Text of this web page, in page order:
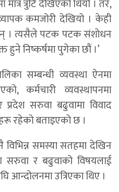
त्रुटि देखिएको थियो । तर,
कमजोरी देखियो । केही
। त्यसैले पटक पटक संशोधन
हुने निष्कर्षमा पुगेका छौं ।’
सम्बन्धी व्यवस्था ऐनमा
कर्मचारी व्यवस्थापनमा
सरुवा बढुवामा विवाद
रहेको बताइएको छ ।
समस्या सतहमा देखिन
सरुवा र बढुवाको विषयलाई
आन्दोलनमा उत्रिएका थिए ।